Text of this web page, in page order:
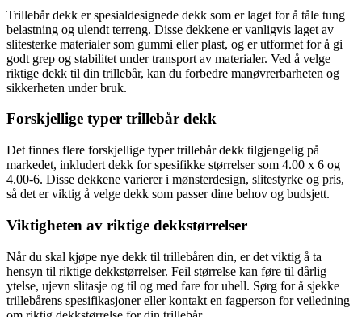
Trillebår dekk er spesialdesignede dekk som er laget for å tåle tung
belastning og ulendt terreng. Disse dekkene er vanligvis laget av
slitesterke materialer som gummi eller plast, og er utformet for å gi
godt grep og stabilitet under transport av materialer. Ved å velge
riktige dekk til din trillebår, kan du forbedre manøvrerbarheten og
sikkerheten under bruk.
Forskjellige typer trillebår dekk
Det finnes flere forskjellige typer trillebår dekk tilgjengelig på
markedet, inkludert dekk for spesifikke størrelser som 4.00 x 6 og
4.00-6. Disse dekkene varierer i mønsterdesign, slitestyrke og pris,
så det er viktig å velge dekk som passer dine behov og budsjett.
Viktigheten av riktige dekkstørrelser
Når du skal kjøpe nye dekk til trillebåren din, er det viktig å ta
hensyn til riktige dekkstørrelser. Feil størrelse kan føre til dårlig
ytelse, ujevn slitasje og til og med fare for uhell. Sørg for å sjekke
trillebårens spesifikasjoner eller kontakt en fagperson for veiledning